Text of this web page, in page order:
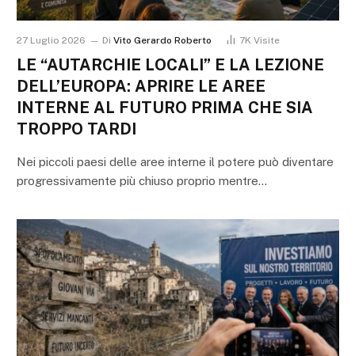
27 Luglio 2026 Di Vito Gerardo Roberto 7K Visite
LE “AUTARCHIE LOCALI” E LA LEZIONE
DELL’EUROPA: APRIRE LE AREE
INTERNE AL FUTURO PRIMA CHE SIA
TROPPO TARDI
Nei piccoli paesi delle aree interne il potere può diventare
progressivamente più chiuso proprio mentre…